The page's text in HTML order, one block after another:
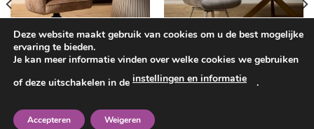
Eetkamerstoel Bella, 4 kleuren
€229.00
EETKAMERSTOELEN
Eetkamerstoel Mees ( 4 x
Deze website maakt gebruik van cookies om u de best mogelijke
ervaring te bieden.
Je kan meer informatie vinden over welke cookies we gebruiken
of deze uitschakelen in de instellingen en informatie .
Accepteren Weigeren